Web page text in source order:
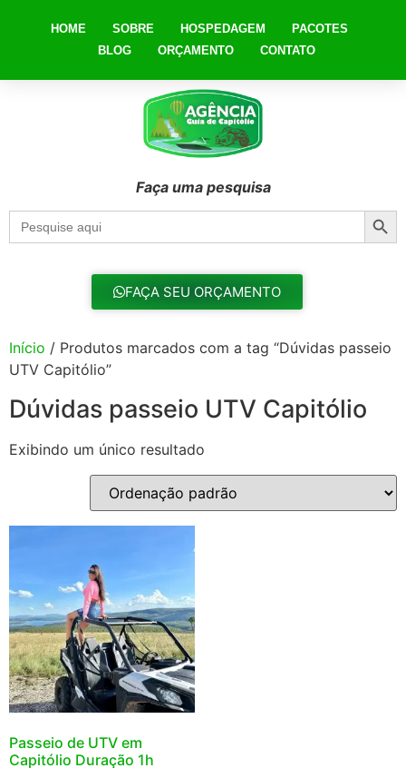
HOME SOBRE HOSPEDAGEM
PACOTES
BLOG
ORÇAMENTO CONTATO
Faça uma pesquisa
Search
for:
FAÇA SEU ORÇAMENTO
Início / Produtos marcados com a tag “Dúvidas passeio
UTV Capitólio”
Dúvidas passeio UTV Capitólio
Exibindo um único resultado
Passeio de UTV em
Capitólio Duração 1h